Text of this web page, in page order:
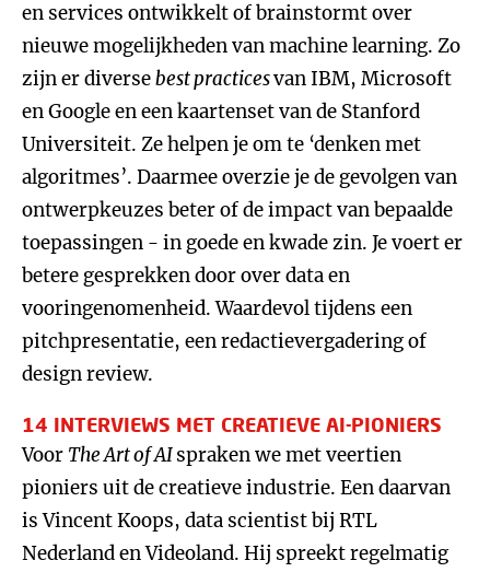
en services ontwikkelt of brainstormt over
nieuwe mogelijkheden van machine learning. Zo
zijn er diversebest practicesvan IBM, Microsoft
en Google en een kaartenset van de Stanford
Universiteit. Ze helpen je om te ‘denken met
algoritmes’. Daarmee overzie je de gevolgen van
ontwerpkeuzes beter of de impact van bepaalde
toepassingen - in goede en kwade zin. Je voert er
betere gesprekken door over data en
vooringenomenheid. Waardevol tijdens een
pitchpresentatie, een redactievergadering of
design review.
14 INTERVIEWS MET CREATIEVE AI-PIONIERS
Voor The Art of AIspraken we met veertien
pioniers uit de creatieve industrie. Een daarvan
is Vincent Koops, data scientist bij RTL
Nederland en Videoland. Hij spreekt regelmatig